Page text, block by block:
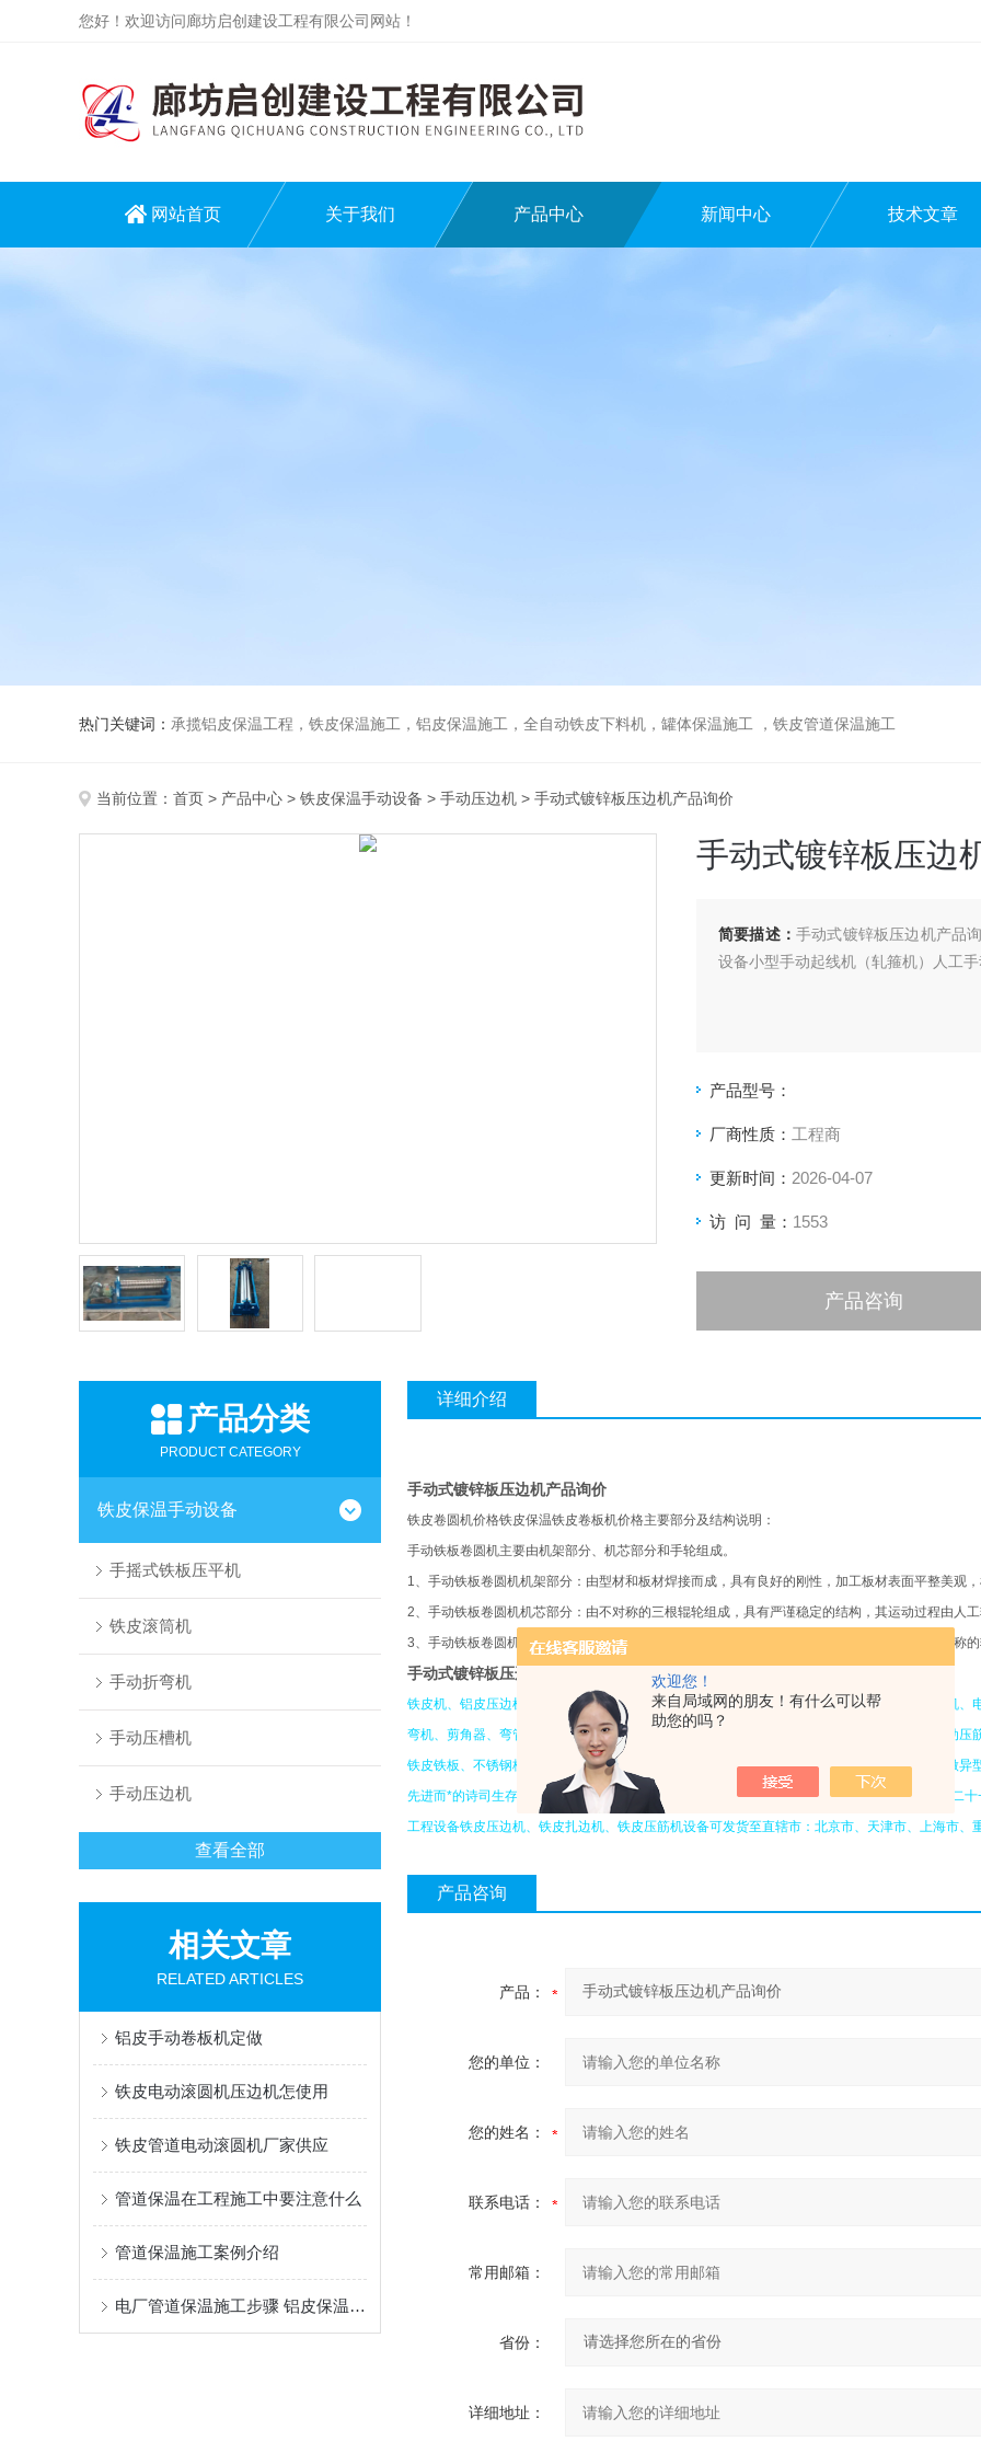
欢迎您！
来自局域网的朋友！有什么可以帮
助您的吗？
您好！欢迎访问廊坊启创建设工程有限公司网站！
网站首页 关于我们 产品中心 新闻中心 技术文章
热门关键词： 承揽铝皮保温工程，铁皮保温施工，铝皮保温施工，全自动铁皮下料机，罐体保温施工 ，铁皮管道保温施工
当前位置： 首页 > 产品中心 > 铁皮保温手动设备 > 手动压边机 > 手动式镀锌板压边机产品询价
手动式镀锌板压边
简要描述： 手动式镀锌板压边机产品
设备小型手动起线机（轧箍机）人工
产品型号：
厂商性质： 工程商
更新时间： 2026-04-07
访 问 量： 1553
产品咨询
产品分类
PRODUCT CATEGORY
铁皮保温手动设备
手摇式铁板压平机
铁皮滚筒机
手动折弯机
手动压槽机
手动压边机
查看全部
相关文章
RELATED ARTICLES
铝皮手动卷板机定做
铁皮电动滚圆机压边机怎使用
铁皮管道电动滚圆机厂家供应
管道保温在工程施工中要注意什么
管道保温施工案例介绍
电厂管道保温施工步骤 铝皮保温施工做法
详细介绍
手动式镀锌板压边机产品询价
铁皮卷圆机价格铁皮保温铁皮卷板机价格主要部分及结构说明：
手动铁板卷圆机主要由机架部分、机芯部分和手轮组成。
1、手动铁板卷圆机机架部分：由型材和板材焊接而成，具有良好的刚性，加工板材表面平整美观
2、手动铁板卷圆机机芯部分：由不对称的三根辊轮组成，具有严谨稳定的结构，其运动过程由人
3、手动铁板卷圆机传动系统：将手轮机安装在机架左侧，经人力手工转动手轮，使上面三根对称
手动式镀锌板压边机产品询价
铁皮机、铝皮压边机、铁皮剪板机、多功能咬口机、角铁卷圆机、管道保温电动轧边卷圆一体机
弯机、剪角器、弯管机、虾米弯头机、厚板卷板机及定做各种异型规格设备（手动压筋机、电动
铁皮铁板、不锈钢板、彩钢板、碳钢板、合金板、铜板、铝板。公司根据客户图纸要求承接定做
先进而*的诗司生存的根本。让我们伸出诚挚的双手真诚欢迎各界宾朋光临惠顾，与您并肩共创二
工程设备铁皮压边机、铁皮扎边机、铁皮压筋机设备可发货至直辖市：北京市、天津市、上海市、
产品咨询
产品：
您的单位：
您的姓名：
联系电话：
常用邮箱：
省份：
详细地址：